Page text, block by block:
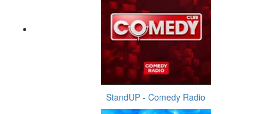
StandUP - Comedy Radio